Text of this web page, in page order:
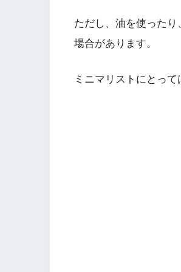
ただし、油を使った
場合があります。
ミニマリストにとっ